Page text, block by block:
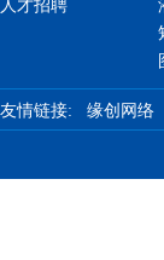
人才招聘
友情链接: 缘创网络